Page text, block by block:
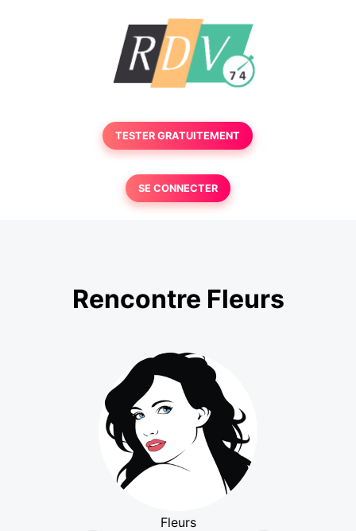
TESTER GRATUITEMENT
SE CONNECTER
Rencontre Fleurs
Fleurs